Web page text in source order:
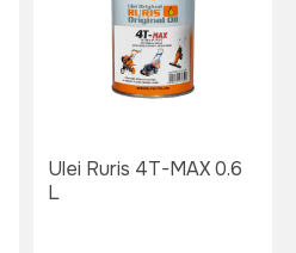
Ulei Ruris 4T-MAX 0.6
L